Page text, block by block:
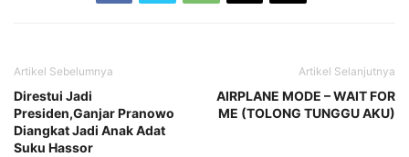
Artikel Sebelumnya
Direstui Jadi
Presiden,Ganjar Pranowo
Diangkat Jadi Anak Adat
Suku Hassor
Artikel Selanjutnya
AIRPLANE MODE – WAIT FOR
ME (TOLONG TUNGGU AKU)